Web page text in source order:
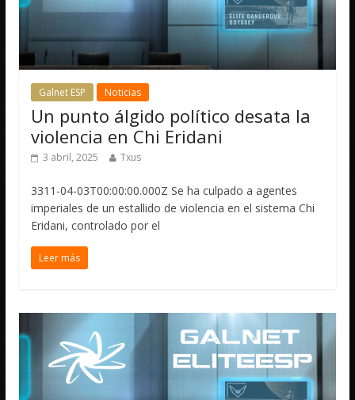
Galnet ESP Noticias
Un punto álgido político desata la
violencia en Chi Eridani
3 abril, 2025 Txus
3311-04-03T00:00:00.000Z Se ha culpado a agentes
imperiales de un estallido de violencia en el sistema Chi
Eridani, controlado por el
Leer más